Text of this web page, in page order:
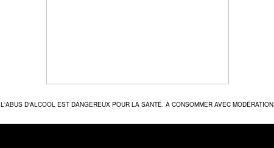
L'ABUS D'ALCOOL EST DANGEREUX POUR LA SANTÉ. À CONSOMMER AVEC